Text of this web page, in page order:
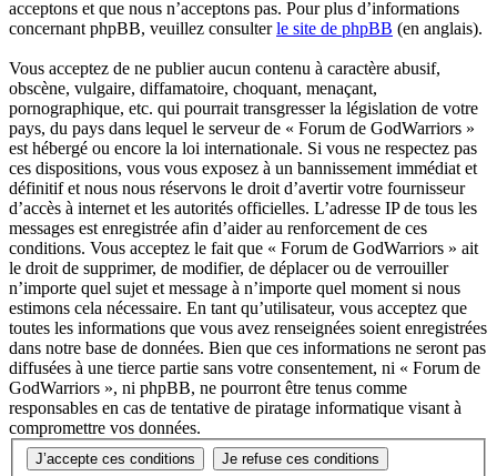
acceptons et que nous n’acceptons pas. Pour plus d’informations
concernant phpBB, veuillez consulterle site de phpBB (en anglais).
Vous acceptez de ne publier aucun contenu à caractère abusif,
obscène, vulgaire, diffamatoire, choquant, menaçant,
pornographique, etc. qui pourrait transgresser la législation de votre
pays, du pays dans lequel le serveur de « Forum de GodWarriors »
est hébergé ou encore la loi internationale. Si vous ne respectez pas
ces dispositions, vous vous exposez à un bannissement immédiat et
définitif et nous nous réservons le droit d’avertir votre fournisseur
d’accès à internet et les autorités officielles. L’adresse IP de tous les
messages est enregistrée afin d’aider au renforcement de ces
conditions. Vous acceptez le fait que « Forum de GodWarriors » ait
le droit de supprimer, de modifier, de déplacer ou de verrouiller
n’importe quel sujet et message à n’importe quel moment si nous
estimons cela nécessaire. En tant qu’utilisateur, vous acceptez que
toutes les informations que vous avez renseignées soient enregistrées
dans notre base de données. Bien que ces informations ne seront pas
diffusées à une tierce partie sans votre consentement, ni « Forum de
GodWarriors », ni phpBB, ne pourront être tenus comme
responsables en cas de tentative de piratage informatique visant à
compromettre vos données.